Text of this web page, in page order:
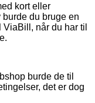
kort eller
du bruge en
når du har til
burde de til
det er dog